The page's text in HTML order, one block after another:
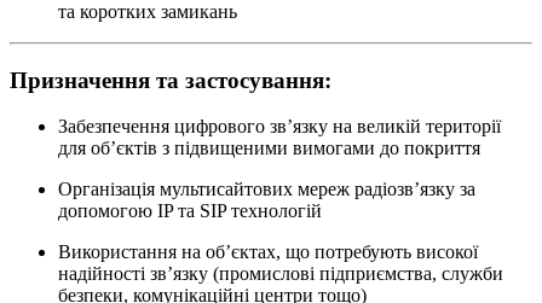
та коротких замикань
Призначення та застосування:
Забезпечення цифрового зв’язку на великій території
для об’єктів з підвищеними вимогами до покриття
Організація мультисайтових мереж радіозв’язку за
допомогою IP та SIP технологій
Використання на об’єктах, що потребують високої
надійності зв’язку (промислові підприємства, служби
безпеки, комунікаційні центри тощо)